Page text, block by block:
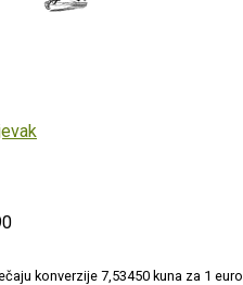
konverzije 7,53450 kuna za 1 euro